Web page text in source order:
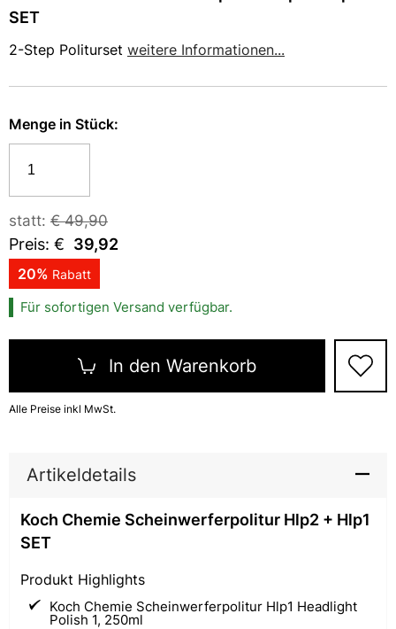
SET
2-Step Politurset weitere Informationen...
Menge in Stück:
statt: €49,90
Preis: € 39,92
20% Rabatt
Für sofortigen Versand verfügbar.
In den Warenkorb
Alle Preise inkl MwSt.
Artikeldetails
Koch Chemie Scheinwerferpolitur Hlp2 + Hlp1
SET
Produkt Highlights
Koch Chemie Scheinwerferpolitur Hlp1 Headlight
Polish 1, 250ml